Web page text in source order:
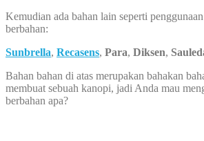
Kemudian ada bahan lain seperti penggunaan
berbahan:
Sunbrella, Recasens, Para, Diksen,
Bahan bahan di atas merupakan bahakan
membuat sebuah kanopi, jadi Anda mau
berbahan apa?